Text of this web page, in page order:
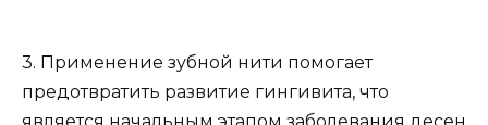
эффективным средством для ухода за
предотвратить разрушение зубов и сохранить